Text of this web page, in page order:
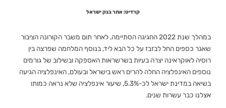
קרדיט: אתר בנק ישראל
במהלך שנת 2022 החגיגה הסתיימה, לאחר תום משבר הקורונה הציבור
שאגר כספים החל לבזבז על כל הבא ליד, בנוסף המלחמה שפרצה בין
רוסיה לאוקראינה יצרה בעיות בשרשראות האספקה ובשילוב של גורמים
נוספים האינפלציה החלה להרים ראש בישראל ובעולם, האינפלציה הגיעה
בשיאה במדינת ישראל לכ-5.3%, שיעור אינפלציה שלא נראה כמותו
אצלנו כבר עשרות שנים.